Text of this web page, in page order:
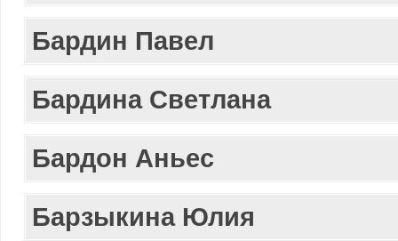
Бардин Павел
Бардина Светлана
Бардон Аньес
Барзыкина Юлия